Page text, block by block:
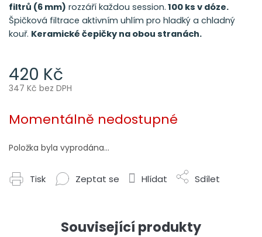
420 Kč
347 Kč bez DPH
cena:
Momentálně nedostupné
Položka byla vyprodána…
filtrů (6 mm) rozzáří každou session. 100 ks v dóze.
Špičková filtrace aktivním uhlím pro hladký a chladný
kouř. Keramické čepičky na obou stranách.
Tisk Zeptat se Hlídat Sdílet
Související produkty